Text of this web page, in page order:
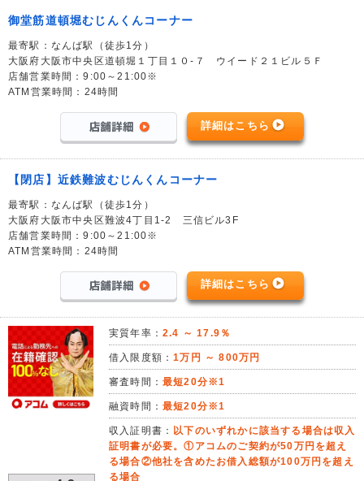
御堂筋道頓堀むじんくんコーナー
最寄駅：なんば駅（徒歩1分）
大阪府大阪市中央区道頓堀１丁目１０-７ ウイード２１ビル５Ｆ
店舗営業時間：9:00～21:00※
ATM営業時間：24時間
詳細はこちら
【閉店】近鉄難波むじんくんコーナー
最寄駅：なんば駅（徒歩1分）
大阪府大阪市中央区難波4丁目1-2 三信ビル3F
店舗営業時間：9:00～21:00※
ATM営業時間：24時間
詳細はこちら
実質年率： 2.4 ～ 17.9％
借入限度額：1万円 ～ 800万円
審査時間： 最短20分※1
融資時間： 最短20分※1
収入証明書： 以下のいずれかに該当する場合は収入
証明書が必要。①アコムのご契約が50万円を超え
る場合②他社を含めたお借入総額が100万円を超え
る場合